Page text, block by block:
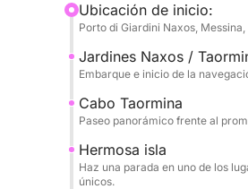
Bahía de las Sirenas, un
elegancia de la bahía.
lugar especialmente
Finalmente, llegamos a
lleno de encanto y
esnórquel antes de
la costa de Taormina.
Ubicación de inicio:
Porto di Giardini Naxos, Messina,
Jardines Naxos /
Embarque e inicio de la
Cabo Taormina
Paseo panorámico frente al
Hermosa isla
Haz una parada en uno de los
únicos.